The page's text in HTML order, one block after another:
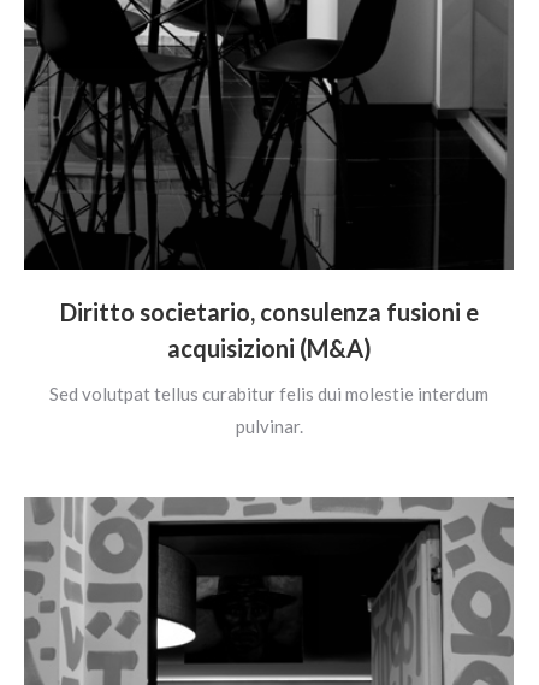
Diritto societario, consulenza fusioni e
acquisizioni (M&A)
Sed volutpat tellus curabitur felis dui molestie interdum
pulvinar.